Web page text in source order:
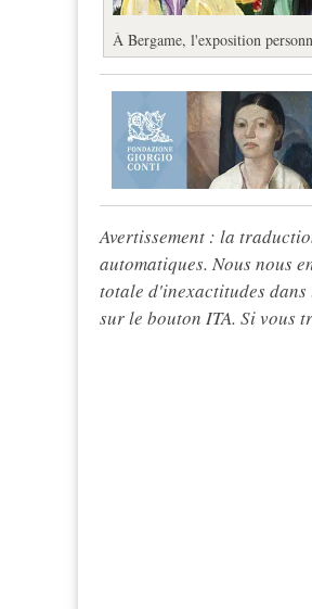
À Bergame, l'exposition
Avertissement : la
automatiques. Nous nous
totale d'inexactitudes
sur le bouton ITA. Si vous